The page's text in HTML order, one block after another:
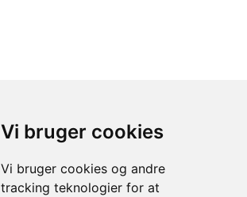
Vi bruger cookies
Vi bruger cookies og andre
tracking teknologier for at